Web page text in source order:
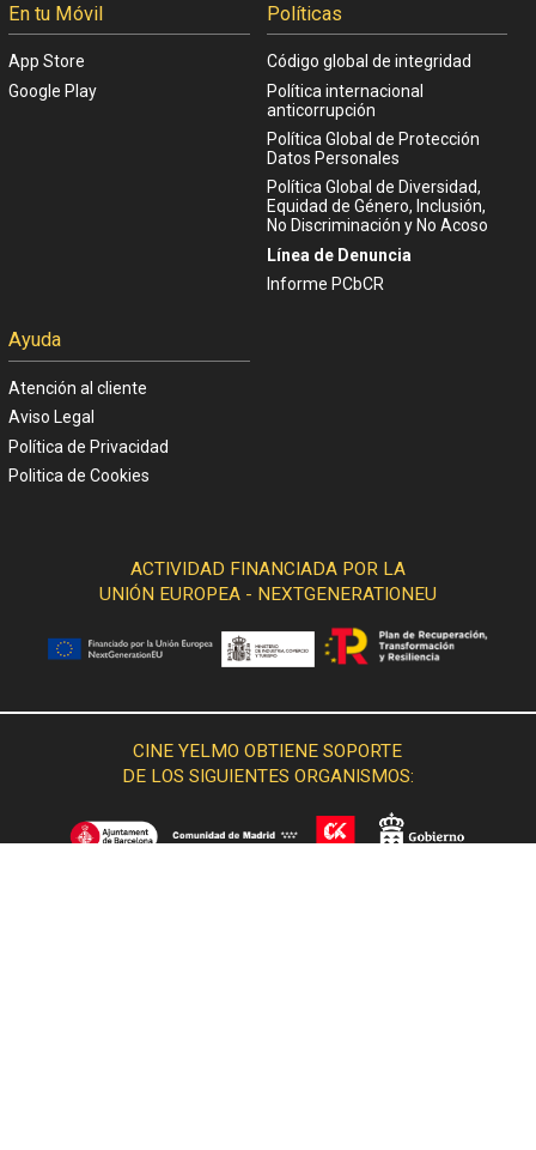
En tu Móvil
App Store
Google Play
Políticas
Código global de integridad
Política internacional
anticorrupción
Política Global de Protección
Datos Personales
Política Global de Diversidad,
Equidad de Género, Inclusión,
No Discriminación y No Acoso
Línea de Denuncia
Informe PCbCR
Ayuda
Atención al cliente
Aviso Legal
Política de Privacidad
Politica de Cookies
ACTIVIDAD FINANCIADA POR LA
UNIÓN EUROPEA - NEXTGENERATIONEU
CINE YELMO OBTIENE SOPORTE
DE LOS SIGUIENTES ORGANISMOS: